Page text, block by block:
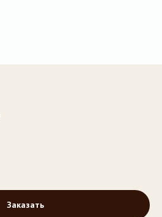
Заказать